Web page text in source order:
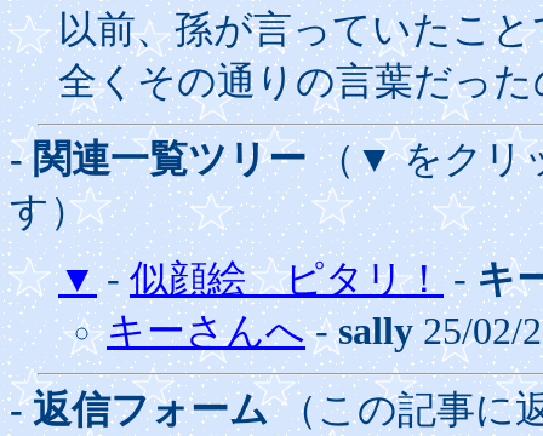
以前、孫が言っていたこ
全くその通りの言葉だっ
- 関連一覧ツリー（▼ をクリ
す）
▼-似顔絵 ピタリ！-キ
キーさんへ-sally25/02/
- 返信フォーム（この記事に